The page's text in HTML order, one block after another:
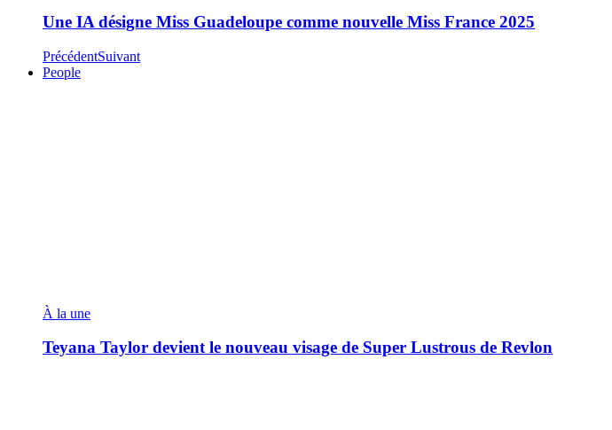
Une IA désigne Miss Guadeloupe comme nouvelle Miss France 2025
PrécédentSuivant
People
À la une
Teyana Taylor devient le nouveau visage de Super Lustrous de Revlon